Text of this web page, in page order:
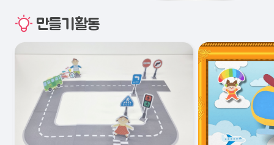
만들기활동